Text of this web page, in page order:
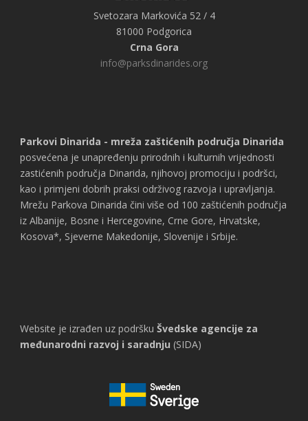
Svetozara Markovića 52 / 4
81000 Podgorica
Crna Gora
info@parksdinarides.org
Parkovi Dinarida - mreža zaštićenih područja Dinarida
posvećena je unapređenju prirodnih i kulturnih vrijednosti
zastićenih područja Dinarida, njihovoj promociju i podršci,
kao i primjeni dobrih praksi održivog razvoja i upravljanja.
Mrežu Parkova Dinarida čini više od 100 zaštićenih područja
iz Albanije, Bosne i Hercegovine, Crne Gore, Hrvatske,
Kosova*, Sjeverne Makedonije, Slovenije i Srbije.
Website je izrađen uz podršku Švedske agencije za
međunarodni razvoj i saradnju (SIDA)